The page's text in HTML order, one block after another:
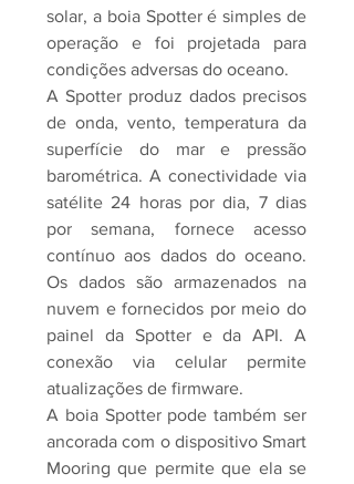
solar, a boia Spotter é simples de
operação e foi projetada para
condições adversas do oceano.
A Spotter produz dados precisos
de onda, vento, temperatura da
superfície do mar e pressão
barométrica. A conectividade via
satélite 24 horas por dia, 7 dias
por semana, fornece acesso
contínuo aos dados do oceano.
Os dados são armazenados na
nuvem e fornecidos por meio do
painel da Spotter e da API. A
conexão via celular permite
atualizações de firmware.
A boia Spotter pode também ser
ancorada com o dispositivo Smart
Mooring que permite que ela se